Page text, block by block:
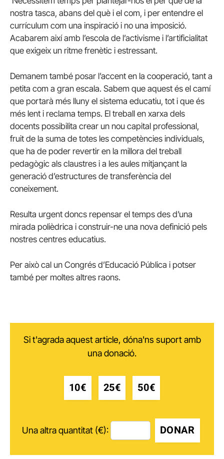
nostra tasca, abans del què i el com, i per entendre el
currículum com una inspiració i no una imposició.
Acabarem així amb l’escola de l’activisme i l’artificialitat
que exigeix un ritme frenètic i estressant.
Demanem també posar l’accent en la cooperació, tant a
petita com a gran escala. Sabem que aquest és el camí
que portarà més lluny el sistema educatiu, tot i que és
més lent i reclama temps. El treball en xarxa dels
docents possibilita crear un nou capital professional,
fruit de la suma de totes les competències individuals,
que ha de poder revertir en la millora del treball
pedagògic als claustres i a les aules mitjançant la
generació d’estructures de transferència del
coneixement.
Resulta urgent doncs repensar el temps des d’una
mirada polièdrica i construir-ne una nova definició pels
nostres centres educatius.
Per això cal un Congrés d’Educació Pública i potser
també per moltes altres raons.
Si t'agrada aquest article, dóna'ns suport amb
una donació.
10€ 25€ 50€
Una altra quantitat (€): DONAR